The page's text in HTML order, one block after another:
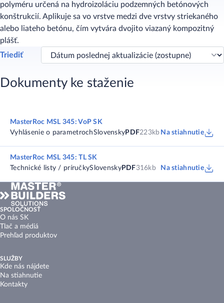
polyméru určená na hydroizoláciu podzemných betónových
konštrukcií. Aplikuje sa vo vrstve medzi dve vrstvy striekaného
alebo liateho betónu, čím vytvára dvojito viazaný kompozitný
plášť.
Triediť
Dokumenty ke staženie
MasterRoc MSL 345: VoP SK
Vyhlásenie o parametrochSlovensky PDF223kb Na stiahnutie
MasterRoc MSL 345: TL SK
Technické listy / príručkySlovenskyPDF316kb Na stiahnutie
SPOLOČNOSŤ
O nás SK
Tlač a médiá
Prehľad produktov
SLUŽBY
Kde nás nájdete
Na stiahnutie
Kontakty